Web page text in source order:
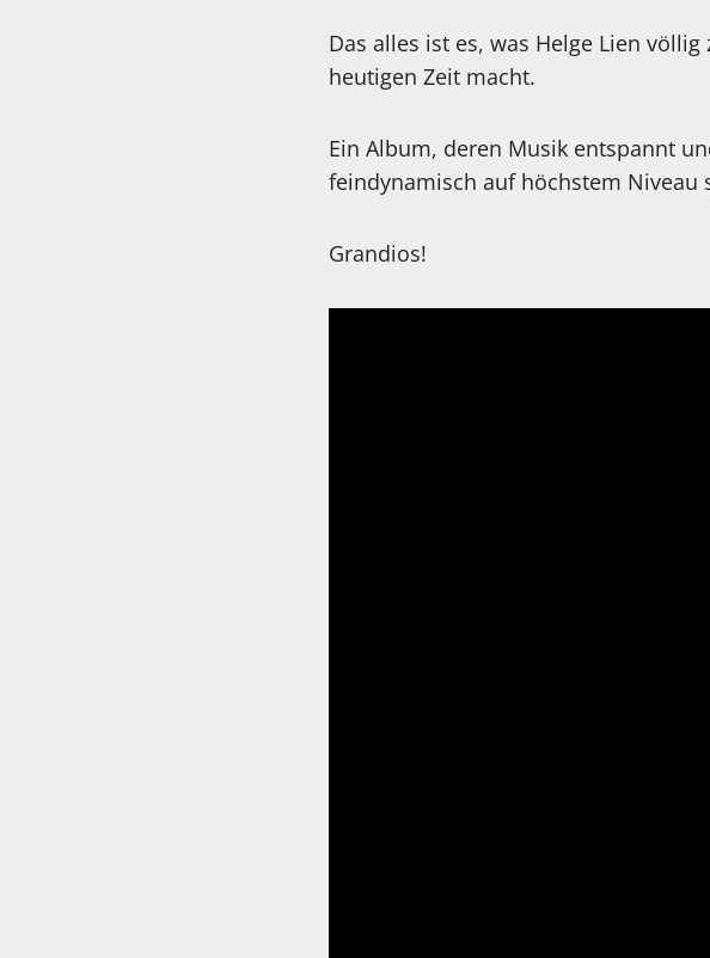
Das alles ist es, was Helge Lien
heutigen Zeit macht.
Ein Album, deren Musik entspannt
feindynamisch auf höchstem Niveau
Grandios!